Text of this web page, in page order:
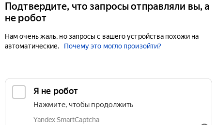
Подтвердите, что запросы отправляли вы, а
не робот
Нам очень жаль, но запросы с вашего устройства похожи на
автоматические.
Почему это могло произойти?